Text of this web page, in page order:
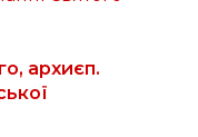
архиєп.